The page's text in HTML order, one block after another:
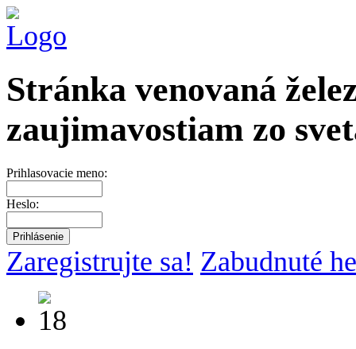
Stránka venovaná
zaujimavostiam zo
Prihlasovacie meno:
Heslo:
Zaregistrujte sa! Zabudnuté